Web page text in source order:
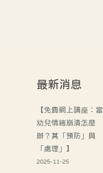
最新消息
【免費網上講座：當
幼兒情緒崩潰怎麼
辦？其「預防」與
「處理」】
2025-11-25